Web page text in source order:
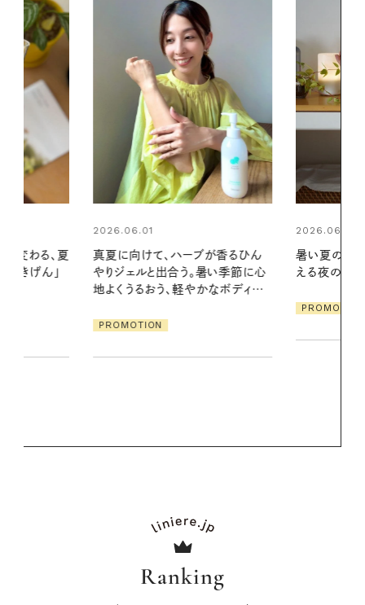
が香るひん
い季節に心
2026.06.01
暑い夏のナイトルーティン。私を整
える夜の爽やかご褒美ケア
2026.07.21
【高山都さん
発・ベーリングの
Ranking